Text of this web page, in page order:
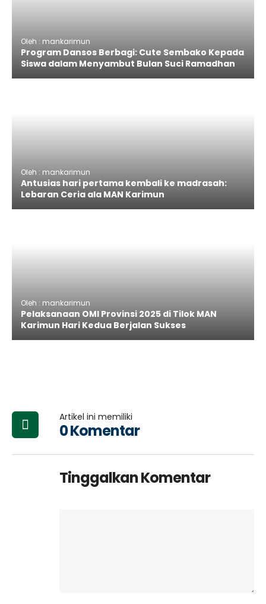
Oleh : mankarimun
Program Dansos Berbagi: Cute Sembako Kepada
Siswa dalam Menyambut Bulan Suci Ramadhan
Oleh : mankarimun
Antusias hari pertama kembali ke madrasah:
Lebaran Ceria ala MAN Karimun
Oleh : mankarimun
Pelaksanaan OMI Provinsi 2025 di Tilok MAN
Karimun Hari Kedua Berjalan Sukses
Artikel ini memiliki
0 Komentar
Tinggalkan Komentar